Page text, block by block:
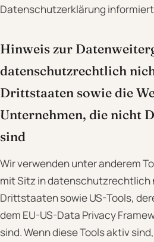
Datenschutzerklärung
Hinweis zur
datenschutzrechtlich
Drittstaaten sowie die
Unternehmen, die nicht
sind
Wir verwenden unter anderem
mit Sitz in datenschutzrechtlich
Drittstaaten sowie US-Tools,
dem EU-US-Data Privacy
sind. Wenn diese Tools aktiv